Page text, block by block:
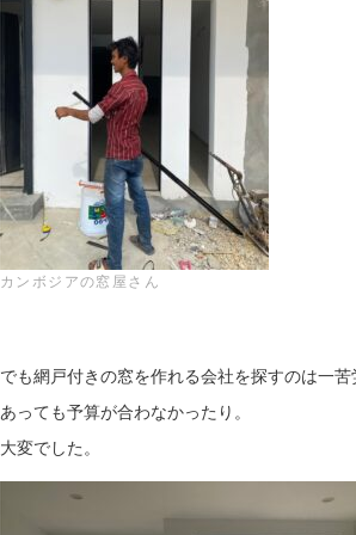
カンボジアの窓屋さん
でも網戸付きの窓を作れる会社を探すのは一苦
あっても予算が合わなかったり。
大変でした。